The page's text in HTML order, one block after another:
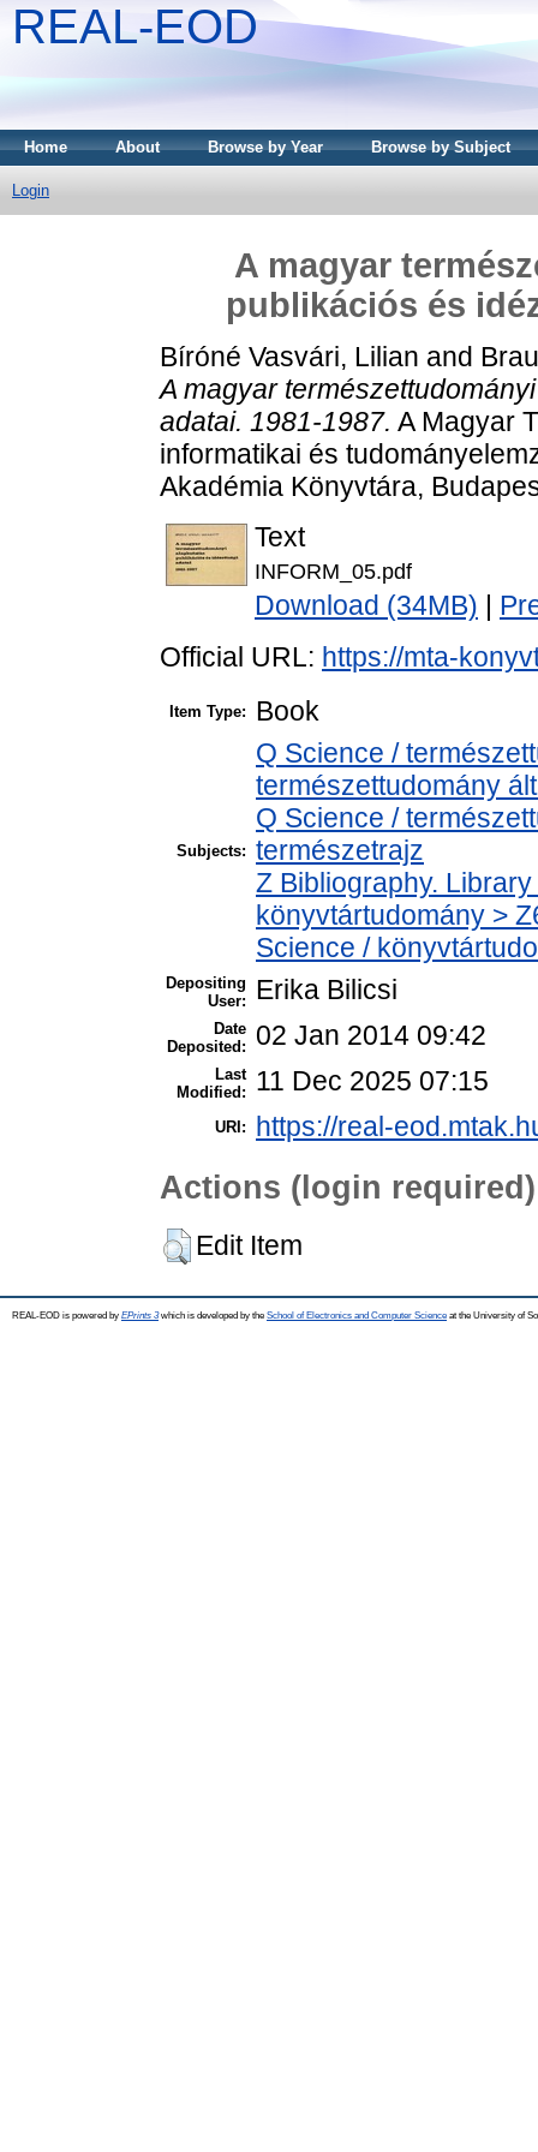
REAL-EOD
Home About Browse by Year Browse by Subject
Login
A magyar
publikációs és
Bíróné Vasvári, Lilian and
A magyar
adatai. 1981-1987. A Magyar
informatikai és
Akadémia Könyvtára,
Text
INFORM_05.pdf
Download (34MB)
Official URL: https://mta-
Item Type: Book
Subjects:
Q Science /
természettudomány
Q Science /
természetrajz
Z Bibliography.
könyvtártudomány >
Science /
Depositing
User:
Erika Bilicsi
Date
Deposited:
02 Jan 2014 09:42
Last
Modified:
11 Dec 2025 07:15
URI: https://real-
Actions (login required)
Edit Item
REAL-EOD is powered by EPrints 3which is developed by the School of Electronics and Computer Science at the University of